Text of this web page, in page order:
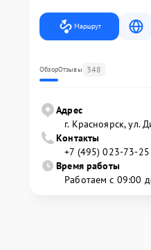
Маршрут
ОбзорОтзывы 348
Адрес
г. Красноярск, ул.
Контакты
+7 (495) 023-73-25
Время работы
Работаем с 09:00